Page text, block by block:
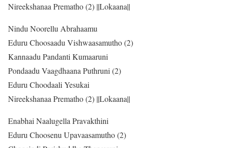
Nireekshanaa Prematho (2) ||Lokaana||
Nindu Noorellu Abrahaamu
Eduru Choosaadu Vishwaasamutho (2)
Kannaadu Pandanti Kumaaruni
Pondaadu Vaagdhaana Puthruni (2)
Eduru Choodaali Yesukai
Nireekshanaa Prematho (2) ||Lokaana||
Enabhai Naalugella Pravakthini
Eduru Choosenu Upavaasamutho (2)